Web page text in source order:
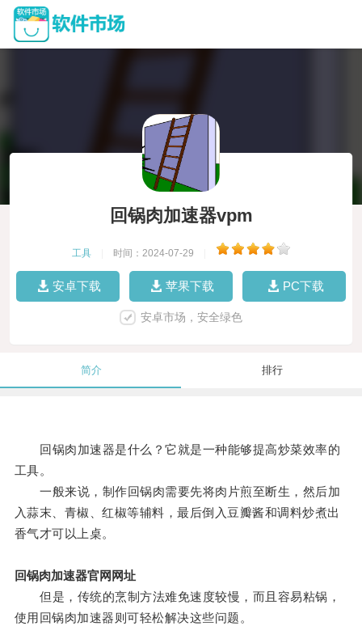
回锅肉加速器vpm
工具 时间：2024-07-29
安卓下载 苹果下载 PC下载
安卓市场，安全绿色
简介 排行
回锅肉加速器是什么？它就是一种能够提高炒菜效率的
工具。
一般来说，制作回锅肉需要先将肉片煎至断生，然后加
入蒜末、青椒、红椒等辅料，最后倒入豆瓣酱和调料炒煮出
香气才可以上桌。
回锅肉加速器官网网址
但是，传统的烹制方法难免速度较慢，而且容易粘锅，
使用回锅肉加速器则可轻松解决这些问题。